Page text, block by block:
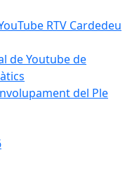
RTV Cardedeu
de Youtube de
del Ple